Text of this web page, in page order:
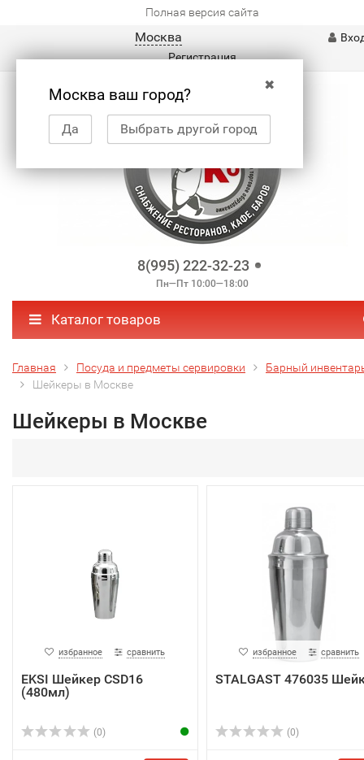
Полная версия сайта
Москва
✖
Москва ваш город?
Да Выбрать другой город
Регистрация
8(995) 222-32-23
Пн—Пт 10:00—18:00
Каталог товаров
Главная Посуда и предметы сервировки
Барный
Шейкеры в Москве
Шейкеры в Москве
избранное сравнить
EKSI Шейкер CSD16
(480мл)
(0)
избранное сравнить
STALGAST 476035
(0)